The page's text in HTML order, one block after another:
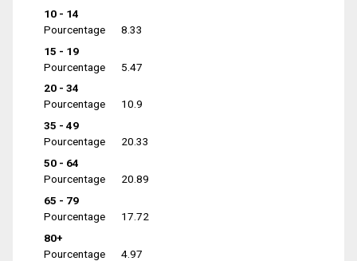
10 - 14
Pourcentage
8.33
15 - 19
Pourcentage
5.47
20 - 34
Pourcentage
10.9
35 - 49
Pourcentage
20.33
50 - 64
Pourcentage
20.89
65 - 79
Pourcentage
17.72
80+
Pourcentage
4.97